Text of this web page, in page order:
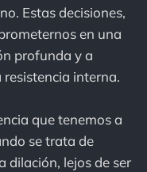
Estas decisiones,
en una
profunda y a
interna.
que tenemos a
se trata de
dilación, lejos de ser